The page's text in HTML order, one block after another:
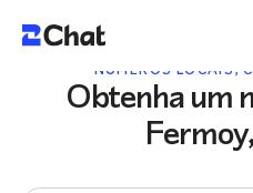
NÚMEROS LOCAIS,
Obtenha um